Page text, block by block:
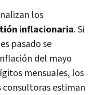
los
inflacionaria. Si
pasado se
del mayo
mensuales, los
consultoras estiman